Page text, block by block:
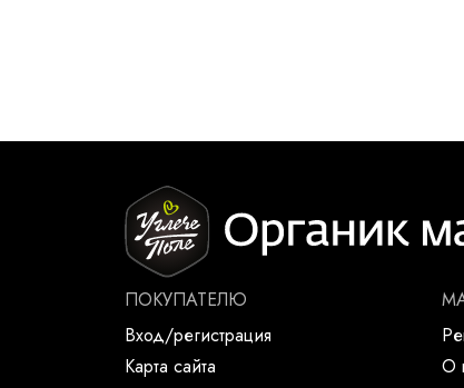
ПОКУПАТЕЛЮ
Вход/регистрация
Карта сайта
О